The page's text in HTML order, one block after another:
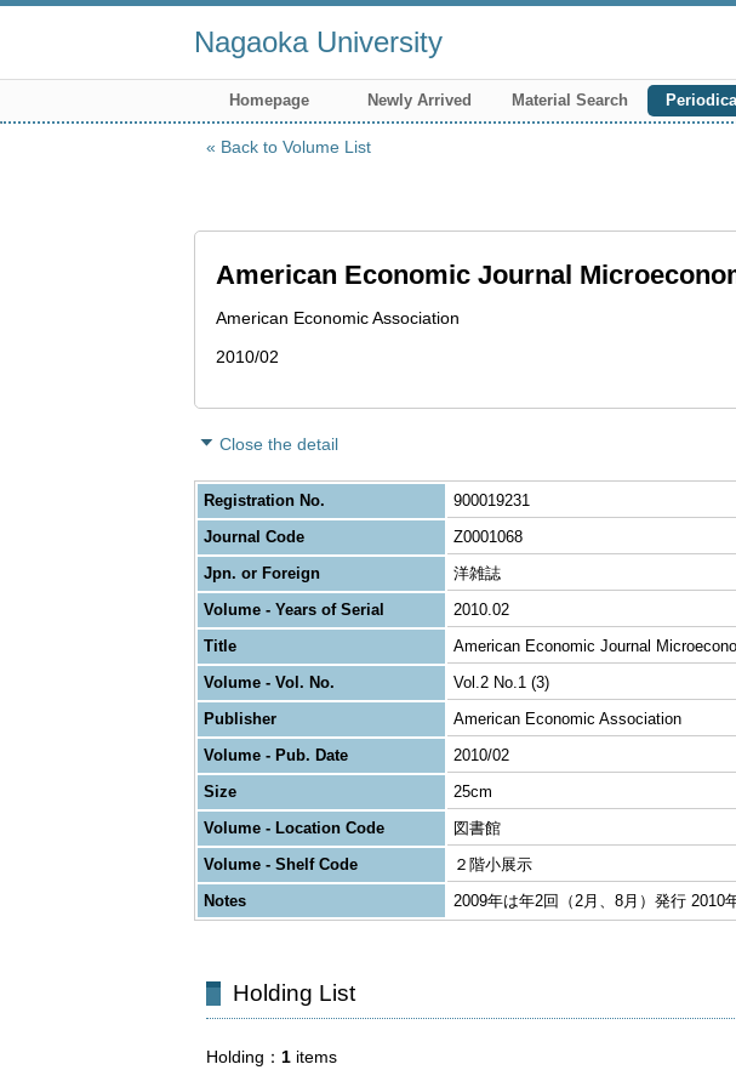
Nagaoka University
Homepage Newly Arrived Material Search
Back to Volume List
American Economic Journal
American Economic Association
2010/02
Close the detail
Registration No.
900019231
Journal Code
Z0001068
Jpn. or Foreign
洋雑誌
Volume - Years of Serial
2010.02
Title
American Economic Journal
Volume - Vol. No.
Vol.2 No.1 (3)
Publisher
American Economic Association
Volume - Pub. Date
2010/02
Size
25cm
Volume - Location Code
図書館
Volume - Shelf Code
２階小展示
Notes
2009年は年2回（2月、8月）発行 2010
Holding List
Holding 1 items